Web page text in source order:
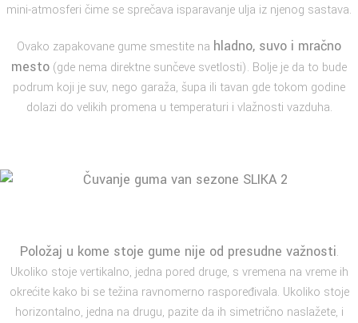
mini-atmosferi čime se sprečava isparavanje ulja iz njenog sastava.
Ovako zapakovane gume smestite na hladno, suvo i mračno
mesto (gde nema direktne sunčeve svetlosti). Bolje je da to bude
podrum koji je suv, nego garaža, šupa ili tavan gde tokom godine
dolazi do velikih promena u temperaturi i vlažnosti vazduha.
Položaj u kome stoje gume nije od presudne važnosti.
Ukoliko stoje vertikalno, jedna pored druge, s vremena na vreme ih
okrećite kako bi se težina ravnomerno raspoređivala. Ukoliko stoje
horizontalno, jedna na drugu, pazite da ih simetrično naslažete, i